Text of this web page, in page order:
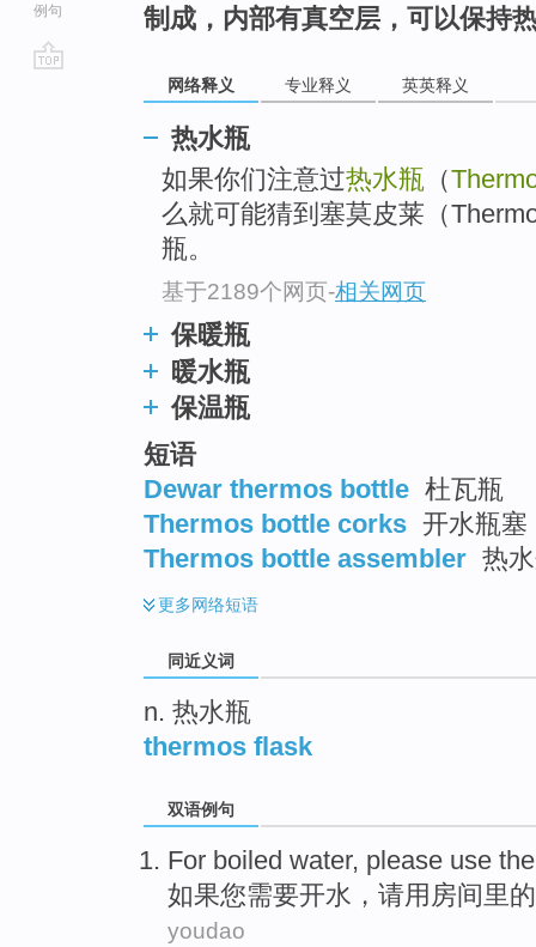
例句
制成，内部有真空层，可以保持
网络释义 专业释义 英英释义
热水瓶
如果你们注意过热水瓶 （
么就可能猜到塞莫皮莱（
瓶。
基于2189个网页-相关网页
保暖瓶
暖水瓶
保温瓶
短语
Dewar thermos bottle 杜瓦瓶
Thermos bottle corks 开水瓶塞
Thermos bottle assembler 热
更多网络短语
同近义词
n. 热水瓶
thermos flask
双语例句
For boiled water, please use the
如果您需要开水 ， 请用 房间里的
youdao